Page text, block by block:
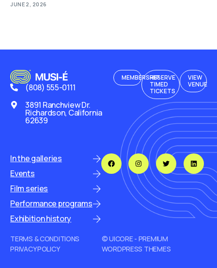
JUNE 2, 2026
(808) 555-0111
3891 Ranchview Dr.
Richardson, California
62639
MEMBERSHIPRESERVE
TIMED
TICKETS
VIEW
VENUE
In the galleries
Events
Film series
Performance programs
Exhibition history
TERMS & CONDITIONS
PRIVACY POLICY
© UICORE - PREMIUM
WORDPRESS THEMES